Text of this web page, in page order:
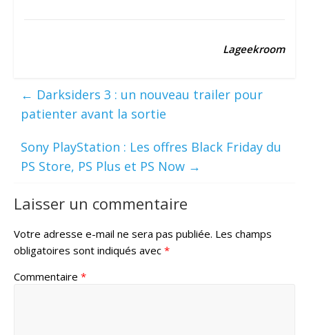
Lageekroom
← Darksiders 3 : un nouveau trailer pour
patienter avant la sortie
Sony PlayStation : Les offres Black Friday du
PS Store, PS Plus et PS Now →
Laisser un commentaire
Votre adresse e-mail ne sera pas publiée. Les champs
obligatoires sont indiqués avec *
Commentaire *